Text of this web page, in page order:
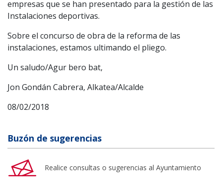
empresas que se han presentado para la gestión de las
Instalaciones deportivas.
Sobre el concurso de obra de la reforma de las
instalaciones, estamos ultimando el pliego.
Un saludo/Agur bero bat,
Jon Gondán Cabrera, Alkatea/Alcalde
08/02/2018
Buzón de sugerencias
Realice consultas o sugerencias al Ayuntamiento